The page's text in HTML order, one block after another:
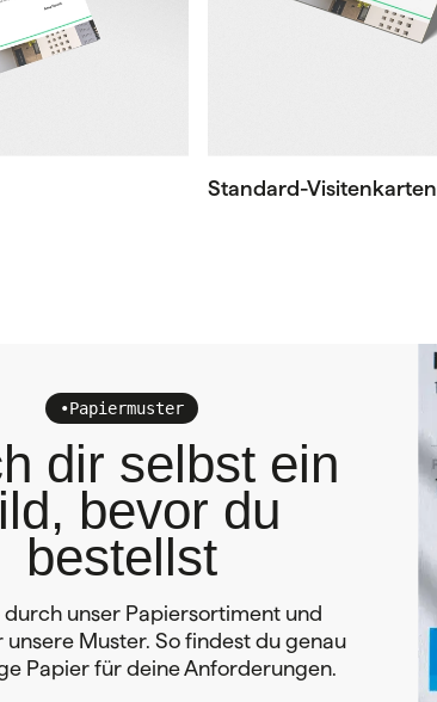
Standard-Visitenkarten
•Papiermuster
dir selbst ein
bevor du
bestellst
unser Papiersortiment und
unsere Muster. So findest du genau
Papier für deine Anforderungen.